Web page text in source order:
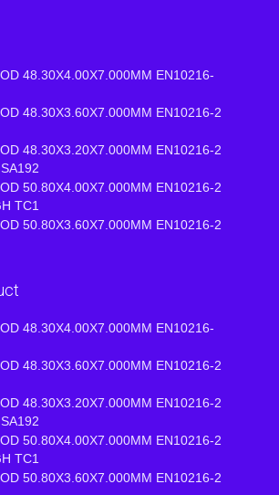
48.30X4.00X7.000MM EN10216-
48.30X3.60X7.000MM EN10216-2
48.30X3.20X7.000MM EN10216-2
50.80X4.00X7.000MM EN10216-2
TC1
50.80X3.60X7.000MM EN10216-2
48.30X4.00X7.000MM EN10216-
48.30X3.60X7.000MM EN10216-2
48.30X3.20X7.000MM EN10216-2
50.80X4.00X7.000MM EN10216-2
TC1
50.80X3.60X7.000MM EN10216-2